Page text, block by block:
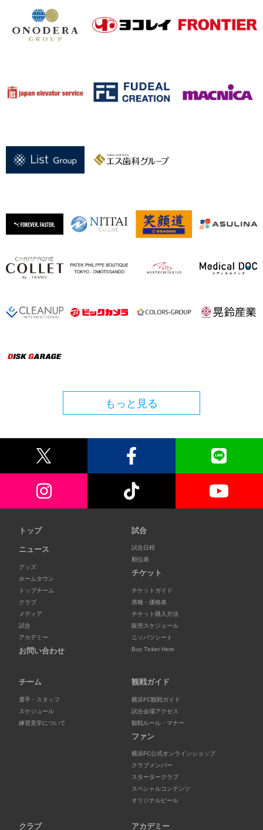
もっと見る
トップ
ニュース
グッズ
ホームタウン
トップチーム
クラブ
メディア
試合
アカデミー
お問い合わせ
試合
試合日程
順位表
チケット
チケットガイド
席種・価格表
チケット購入方法
販売スケジュール
ニッパツシート
Buy Ticket Here
チーム
選手・スタッフ
スケジュール
練習見学について
観戦ガイド
横浜FC観戦ガイド
試合会場アクセス
観戦ルール・マナー
ファン
横浜FC公式オンラインショップ
クラブメンバー
スタータークラブ
スペシャルコンテンツ
オリジナルビール
クラブ アカデミー